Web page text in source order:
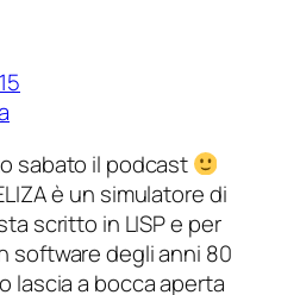
sabato il podcast
è un simulatore di
scritto in LISP e per
software degli anni 80
lascia a bocca aperta